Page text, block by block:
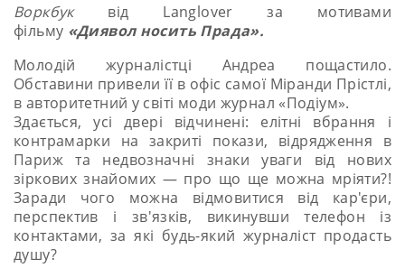
Воркбуквід Langlover за мотивами
фільму «Диявол носить Прада».
Молодій журналістці Андреа пощастило.
Обставини привели її в офіс самої Міранди Прістлі,
в авторитетний у світі моди журнал «Подіум».
Здається, усі двері відчинені: елітні вбрання і
контрамарки на закриті покази, відрядження в
Париж та недвозначні знаки уваги від нових
зіркових знайомих — про що ще можна мріяти?!
Заради чого можна відмовитися від кар'єри,
перспектив і зв'язків, викинувши телефон із
контактами, за які будь-який журналіст продасть
душу?